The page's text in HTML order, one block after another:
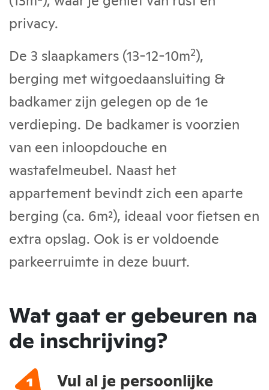
privacy.
De 3 slaapkamers (13-12-10m2),
berging met witgoedaansluiting &
badkamer zijn gelegen op de 1e
verdieping. De badkamer is voorzien
van een inloopdouche en
wastafelmeubel. Naast het
appartement bevindt zich een aparte
berging (ca. 6m²), ideaal voor fietsen en
extra opslag. Ook is er voldoende
parkeerruimte in deze buurt.
Wat gaat er gebeuren na
de inschrijving?
Vul al je persoonlijke